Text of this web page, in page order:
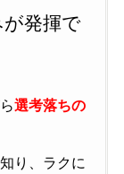
発揮で
選考落ちの
り、ラクに